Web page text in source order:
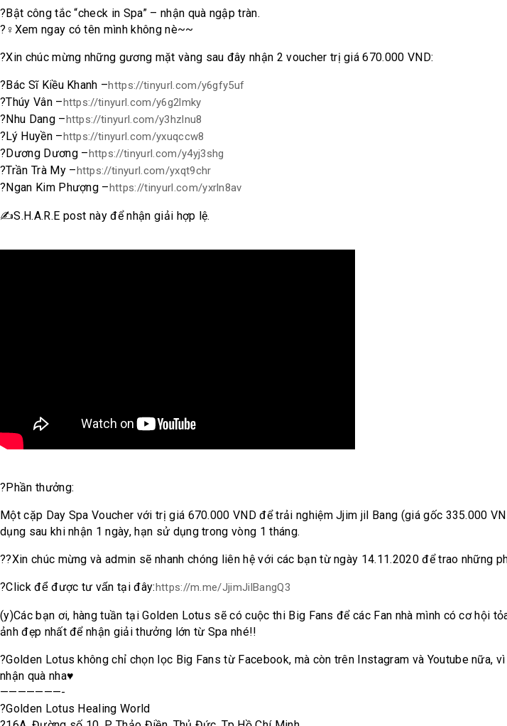
?Bật công tắc “check in Spa” – nhận quà ngập tràn.
?‍♀️ Xem ngay có tên mình không nè~~
?Xin chúc mừng những gương mặt vàng sau đây nhận 2 voucher trị giá 670.000 VND:
?Bác Sĩ Kiều Khanh –https://tinyurl.com/y6gfy5uf
?Thúy Vân –https://tinyurl.com/y6g2lmky
?Nhu Dang –https://tinyurl.com/y3hzlnu8
?Lý Huyền –https://tinyurl.com/yxuqccw8
?Dương Dương –https://tinyurl.com/y4yj3shg
?Trần Trà My –https://tinyurl.com/yxqt9chr
?Ngan Kim Phượng –https://tinyurl.com/yxrln8av
✍️S.H.A.R.E post này để nhận giải hợp lệ.
?Phần thưởng:
Một cặp Day Spa Voucher với trị giá 670.000 VND để trải nghiệm Jjim jil Bang (giá gốc 335.000
dụng sau khi nhận 1 ngày, hạn sử dụng trong vòng 1 tháng.
??Xin chúc mừng và admin sẽ nhanh chóng liên hệ với các bạn từ ngày 14.11.2020 để trao những
?Click để được tư vấn tại đây:https://m.me/JjimJilBangQ3
(y)Các bạn ơi, hàng tuần tại Golden Lotus sẽ có cuộc thi Big Fans để các Fan nhà mình có cơ hội
ảnh đẹp nhất để nhận giải thưởng lớn từ Spa nhé!!
?Golden Lotus không chỉ chọn lọc Big Fans từ Facebook, mà còn trên Instagram và Youtube
nhận quà nha♥
———————-
?Golden Lotus Healing World